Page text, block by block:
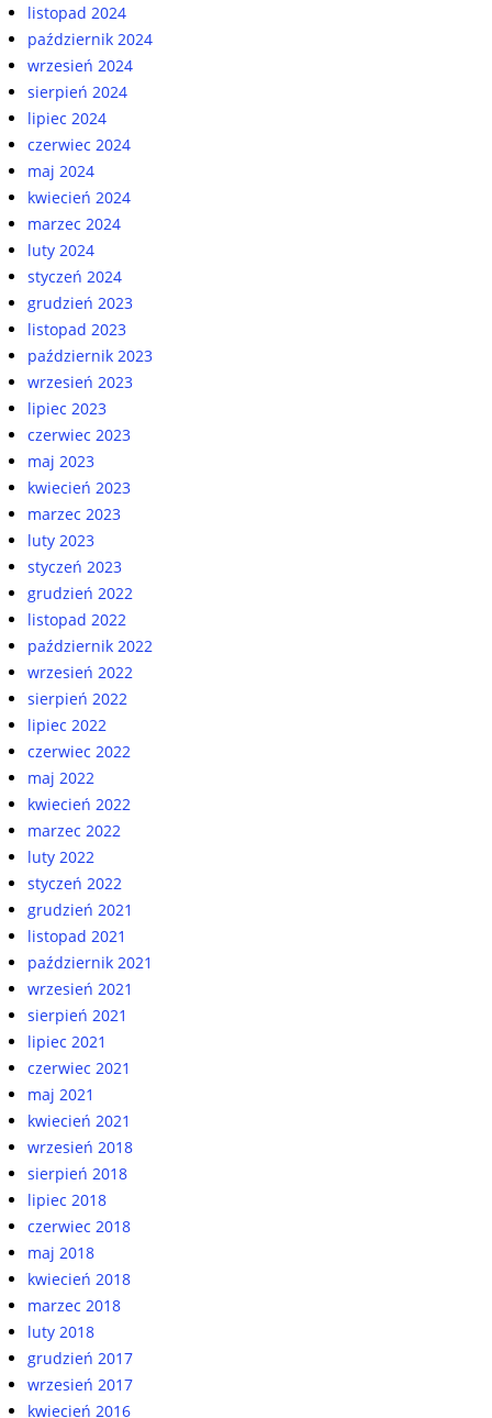
listopad 2024
październik 2024
wrzesień 2024
sierpień 2024
lipiec 2024
czerwiec 2024
maj 2024
kwiecień 2024
marzec 2024
luty 2024
styczeń 2024
grudzień 2023
listopad 2023
październik 2023
wrzesień 2023
lipiec 2023
czerwiec 2023
maj 2023
kwiecień 2023
marzec 2023
luty 2023
styczeń 2023
grudzień 2022
listopad 2022
październik 2022
wrzesień 2022
sierpień 2022
lipiec 2022
czerwiec 2022
maj 2022
kwiecień 2022
marzec 2022
luty 2022
styczeń 2022
grudzień 2021
listopad 2021
październik 2021
wrzesień 2021
sierpień 2021
lipiec 2021
czerwiec 2021
maj 2021
kwiecień 2021
wrzesień 2018
sierpień 2018
lipiec 2018
czerwiec 2018
maj 2018
kwiecień 2018
marzec 2018
luty 2018
grudzień 2017
wrzesień 2017
kwiecień 2016